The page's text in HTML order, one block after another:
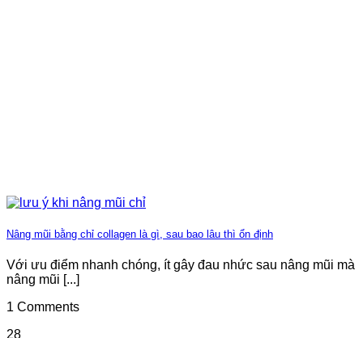
Nâng mũi bằng chỉ collagen là gì, sau bao lâu thì ổn định
Với ưu điểm nhanh chóng, ít gây đau nhức sau nâng mũi mà
nâng mũi [...]
1 Comments
28